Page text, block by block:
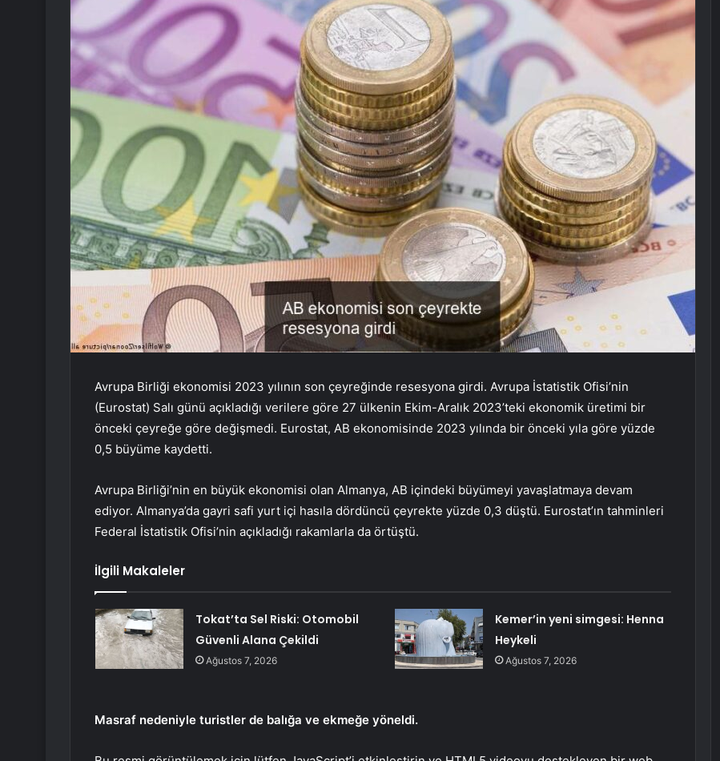
Avrupa Birliği ekonomisi 2023 yılının son çeyreğinde resesyona girdi. Avrupa İstatistik Ofisi’nin
(Eurostat) Salı günü açıkladığı verilere göre 27 ülkenin Ekim-Aralık 2023’teki ekonomik üretimi bir
önceki çeyreğe göre değişmedi. Eurostat, AB ekonomisinde 2023 yılında bir önceki yıla göre yüzde
0,5 büyüme kaydetti.
Avrupa Birliği’nin en büyük ekonomisi olan Almanya, AB içindeki büyümeyi yavaşlatmaya devam
ediyor. Almanya’da gayri safi yurt içi hasıla dördüncü çeyrekte yüzde 0,3 düştü. Eurostat’ın tahminleri
Federal İstatistik Ofisi’nin açıkladığı rakamlarla da örtüştü.
İlgili Makaleler
Tokat’ta Sel Riski: Otomobil
Güvenli Alana Çekildi
Ağustos 7, 2026
Kemer’in yeni simgesi: Henna
Heykeli
Ağustos 7, 2026
Masraf nedeniyle turistler de balığa ve ekmeğe yöneldi.